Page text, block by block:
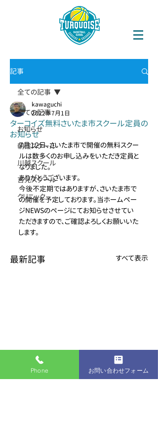
記事
全ての記事
お知らせ
朝霞スクール
川越スクール
吉見スクール
クリニック
全ての記事
ターコイズ無料さいたま市スクール定員の
お知らせ
kawaguchi
2022年7月1日
７月１２日、さいたま市で開催の無料スクー
ルは数多くのお申し込みをいただき定員と
なりました。
ありがとうございます。
今後不定期ではありますが、さいたま市で
の開催を予定しております。当ホームペー
ジNEWSのページにてお知らせさせてい
ただきますので、ご確認よろしくお願いいた
します。
最新記事 すべて表示
Phone お問い合わせフォーム